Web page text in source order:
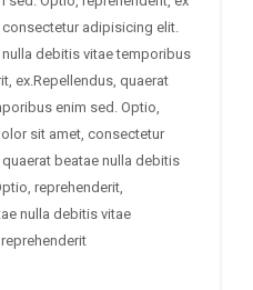
adipisicing elit.
debitis vitae temporibus
ex.Repellendus, quaerat
enim sed. Optio,
sit amet, consectetur
beatae nulla debitis
reprehenderit,
nulla debitis vitae